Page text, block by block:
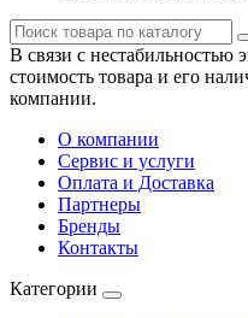
В связи с нестабильностью
стоимость товара и его
компании.
О компании
Сервис и услуги
Оплата и Доставка
Партнеры
Бренды
Контакты
Категории